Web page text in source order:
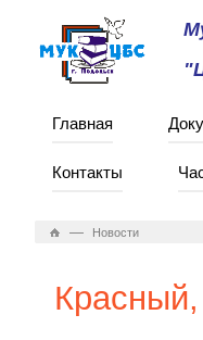
Главная
Контакты
— Новости